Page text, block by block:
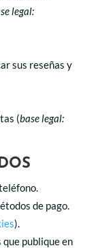
legal:
sus reseñas y
(base legal:
de pago.
).
publique en